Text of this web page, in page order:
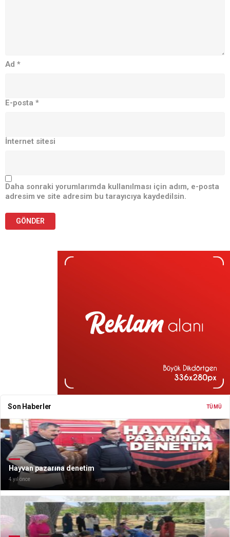
Ad *
E-posta *
İnternet sitesi
Daha sonraki yorumlarımda kullanılması için adım, e-posta
adresim ve site adresim bu tarayıcıya kaydedilsin.
Son Haberler TÜMÜ
Hayvan pazarına denetim
4 yıl önce